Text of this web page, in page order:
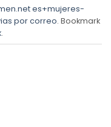
es+mujeres-
por correo. Bookmark
.